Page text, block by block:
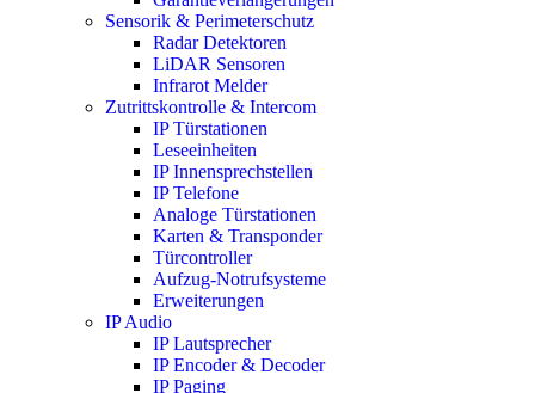
Sensorik & Perimeterschutz
Radar Detektoren
LiDAR Sensoren
Infrarot Melder
Zutrittskontrolle & Intercom
IP Türstationen
Leseeinheiten
IP Innensprechstellen
IP Telefone
Analoge Türstationen
Karten & Transponder
Türcontroller
Aufzug-Notrufsysteme
Erweiterungen
IP Audio
IP Lautsprecher
IP Encoder & Decoder
IP Paging